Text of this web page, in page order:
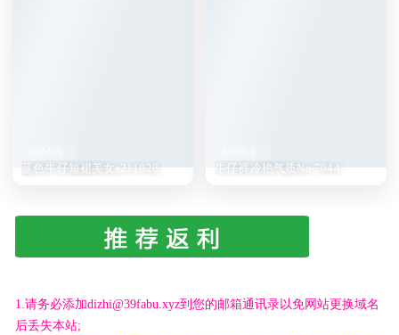
蓝色牛仔短裙美女s211028 牛仔裤冷艳气质No.7044
1.请务必添加dizhi@39fabu.xyz到您的邮箱通讯录以免网站更换域名
后丢失本站;